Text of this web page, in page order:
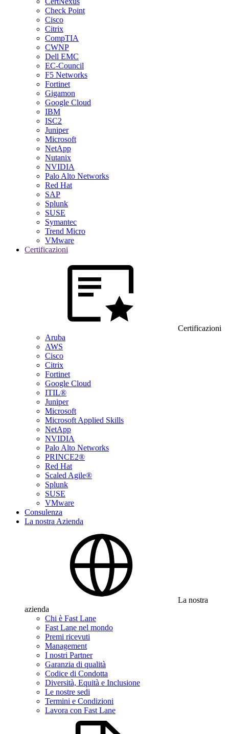
Check Point
Cisco
Citrix
CompTIA
CWNP
Dell EMC
EC-Council
F5 Networks
Fortinet
Gigamon
Google Cloud
IBM
ISC2
Juniper
Microsoft
NetApp
Nutanix
NVIDIA
Palo Alto Networks
Red Hat
SAP
Splunk
SUSE
Symantec
Trend Micro
VMware
Certificazioni
Certificazioni
Aruba
AWS
Cisco
Citrix
Fortinet
Google Cloud
ITIL®
Juniper
Microsoft
Microsoft Applied Skills
NetApp
NVIDIA
Palo Alto Networks
PRINCE2®
Red Hat
Scaled Agile®
Splunk
SUSE
VMware
Consulenza
La nostra Azienda
La nostra
azienda
Chi è Fast Lane
Fast Lane nel mondo
Premi ricevuti
Management
I nostri Partner
Garanzia di qualità
Codice di Condotta
Diversità, Equità e Inclusione
Le nostre sedi
Termini e Condizioni
Lavora con Fast Lane